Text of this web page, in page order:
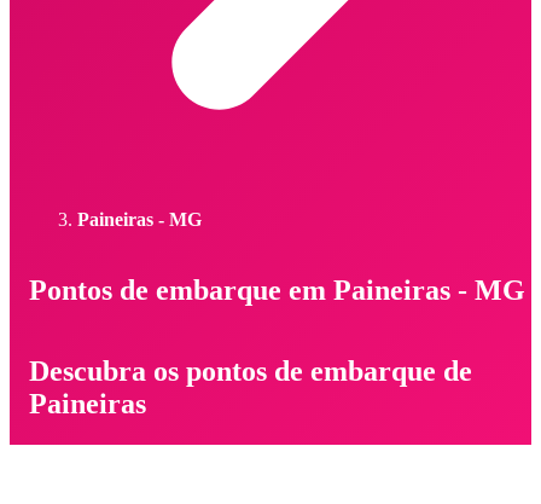
Paineiras - MG
Pontos de embarque em Paineiras - MG
Descubra os pontos de embarque de
Paineiras